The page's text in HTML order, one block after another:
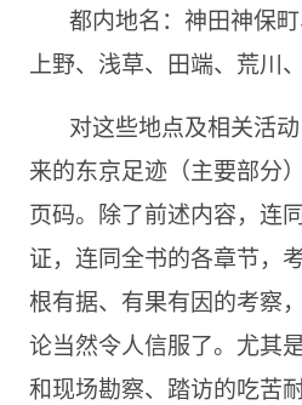
都内地名：神田神保町
上野、浅草、田端、荒川
对这些地点及相关活
来的东京足迹（主要部分
页码。除了前述内容，连
证，连同全书的各章节，
根有据、有果有因的考察
论当然令人信服了。尤其
和现场勘察、踏访的吃苦